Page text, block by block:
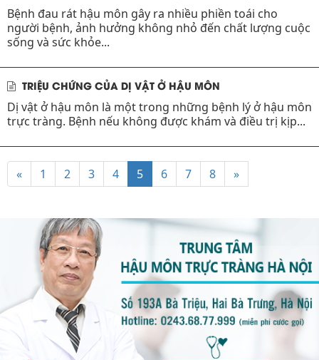
Bệnh đau rát hậu môn gây ra nhiều phiền toái cho
người bệnh, ảnh hưởng không nhỏ đến chất lượng cuộc
sống và sức khỏe...
TRIỆU CHỨNG CỦA DỊ VẬT Ở HẬU MÔN
Dị vật ở hậu môn là một trong những bệnh lý ở hậu môn
trực tràng. Bệnh nếu không được khám và điều trị kịp...
« 1 2 3 4 5 6 7 8 »